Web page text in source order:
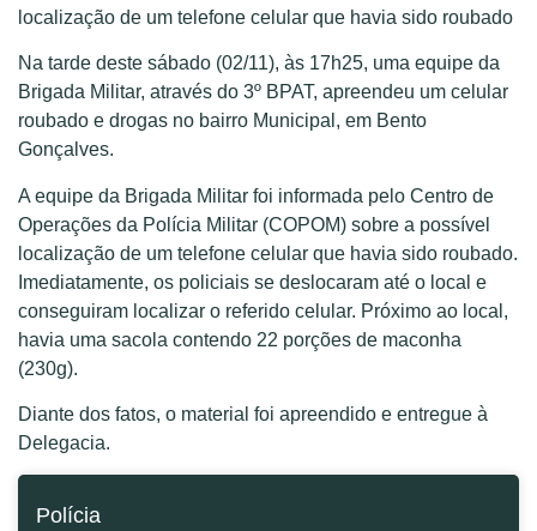
localização de um telefone celular que havia sido roubado
Na tarde deste sábado (02/11), às 17h25, uma equipe da
Brigada Militar, através do 3º BPAT, apreendeu um celular
roubado e drogas no bairro Municipal, em Bento
Gonçalves.
A equipe da Brigada Militar foi informada pelo Centro de
Operações da Polícia Militar (COPOM) sobre a possível
localização de um telefone celular que havia sido roubado.
Imediatamente, os policiais se deslocaram até o local e
conseguiram localizar o referido celular. Próximo ao local,
havia uma sacola contendo 22 porções de maconha
(230g).
Diante dos fatos, o material foi apreendido e entregue à
Delegacia.
Polícia